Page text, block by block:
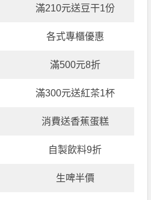
滿210元送豆干1份
各式專櫃優惠
滿500元8折
滿300元送紅茶1杯
消費送香蕉蛋糕
自製飲料9折
生啤半價